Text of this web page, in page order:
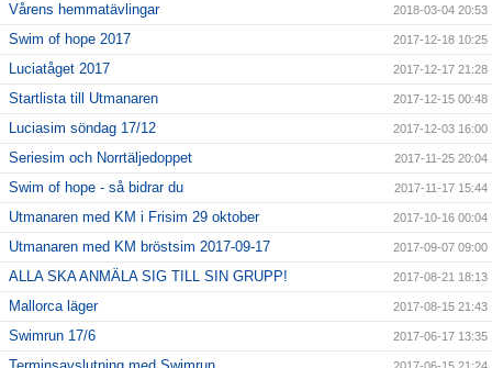
Vårens hemmatävlingar 2018-03-04 20:53
Swim of hope 2017 2017-12-18 10:25
Luciatåget 2017 2017-12-17 21:28
Startlista till Utmanaren 2017-12-15 00:48
Luciasim söndag 17/12 2017-12-03 16:00
Seriesim och Norrtäljedoppet 2017-11-25 20:04
Swim of hope - så bidrar du 2017-11-17 15:44
Utmanaren med KM i Frisim 29 oktober 2017-10-16 00:04
Utmanaren med KM bröstsim 2017-09-17 2017-09-07 09:00
ALLA SKA ANMÄLA SIG TILL SIN GRUPP! 2017-08-21 18:13
Mallorca läger 2017-08-15 21:43
Swimrun 17/6 2017-06-17 13:35